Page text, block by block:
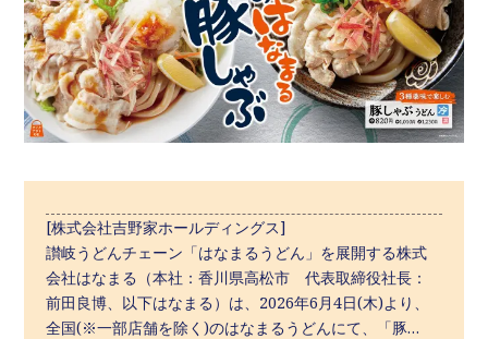
[株式会社吉野家ホールディングス]
讃岐うどんチェーン「はなまるうどん」を展開する株式
会社はなまる（本社：香川県高松市 代表取締役社長：
前田良博、以下はなまる）は、2026年6月4日(木)より、
全国(※一部店舗を除く)のはなまるうどんにて、「豚…